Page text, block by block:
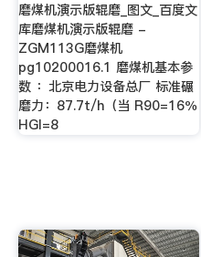
磨煤机演示版辊磨_图文_百度文
库磨煤机演示版辊磨 -
ZGM113G磨煤机
pg10200016.1 磨煤机基本参
数 ：北京电力设备总厂 标准碾
磨力：87.7t/h（当 R90=16％
HGI=8